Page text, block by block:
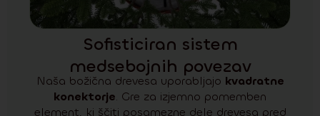
Sofisticiran sistem
medsebojnih povezav
Naša božična drevesa uporabljajo kvadratne
konektorje. Gre za izjemno pomemben
element, ki ščiti posamezne dele drevesa pred